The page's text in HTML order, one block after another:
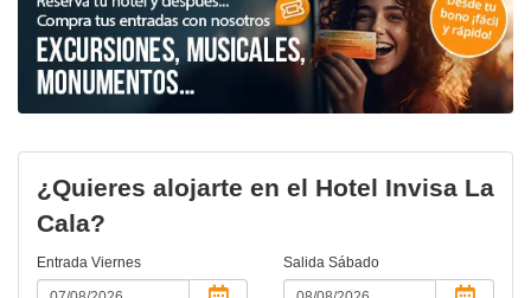
¿Quieres alojarte en el Hotel Invisa La
Cala?
Entrada Viernes Salida Sábado